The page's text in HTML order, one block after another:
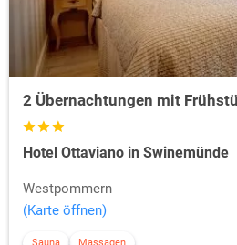
2 Übernachtungen mit
Hotel Ottaviano in Swinemünde
Westpommern
(Karte öffnen)